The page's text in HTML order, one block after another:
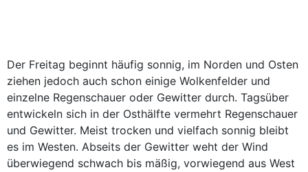
Der Freitag beginnt häufig sonnig, im Norden und Osten
ziehen jedoch auch schon einige Wolkenfelder und
einzelne Regenschauer oder Gewitter durch. Tagsüber
entwickeln sich in der Osthälfte vermehrt Regenschauer
und Gewitter. Meist trocken und vielfach sonnig bleibt
es im Westen. Abseits der Gewitter weht der Wind
überwiegend schwach bis mäßig, vorwiegend aus West